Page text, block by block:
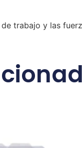
trabajo y las